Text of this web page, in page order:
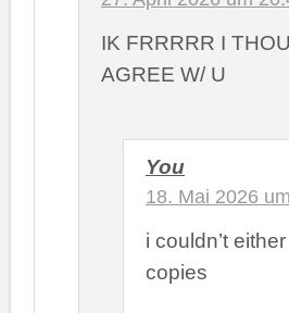
IK FRRRRR I
AGREE W/ U
You
18. Mai 2026
i couldn’t
copies